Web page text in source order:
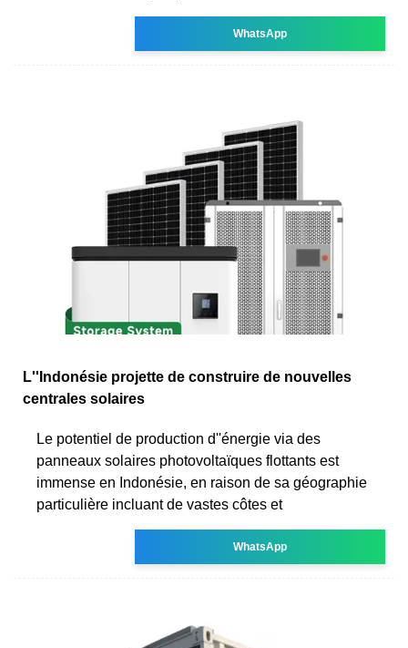
WhatsApp
L''Indonésie projette de construire de nouvelles
centrales solaires
Le potentiel de production d''énergie via des
panneaux solaires photovoltaïques flottants est
immense en Indonésie, en raison de sa géographie
particulière incluant de vastes côtes et
WhatsApp